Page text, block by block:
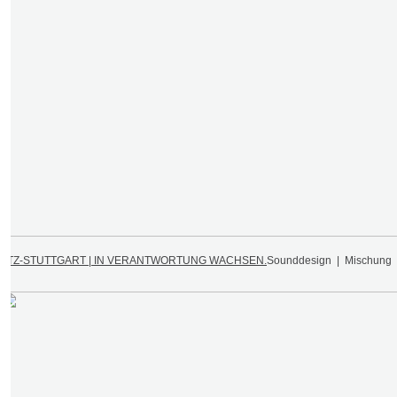
PTZ-STUTTGART | IN VERANTWORTUNG WACHSEN. Sounddesign | Mischung